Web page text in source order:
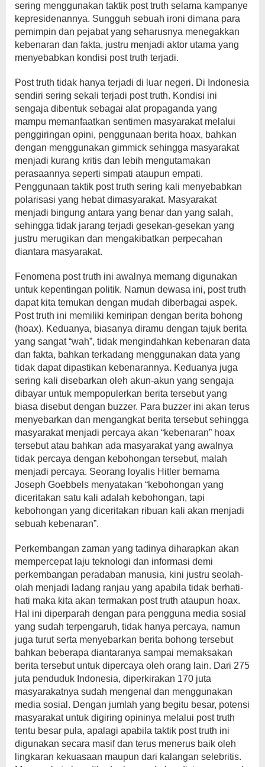
sering menggunakan taktik post truth selama kampanye
kepresidenannya. Sungguh sebuah ironi dimana para
pemimpin dan pejabat yang seharusnya menegakkan
kebenaran dan fakta, justru menjadi aktor utama yang
menyebabkan kondisi post truth terjadi.
Post truth tidak hanya terjadi di luar negeri. Di Indonesia
sendiri sering sekali terjadi post truth. Kondisi ini
sengaja dibentuk sebagai alat propaganda yang
mampu memanfaatkan sentimen masyarakat melalui
penggiringan opini, penggunaan berita hoax, bahkan
dengan menggunakan gimmick sehingga masyarakat
menjadi kurang kritis dan lebih mengutamakan
perasaannya seperti simpati ataupun empati.
Penggunaan taktik post truth sering kali menyebabkan
polarisasi yang hebat dimasyarakat. Masyarakat
menjadi bingung antara yang benar dan yang salah,
sehingga tidak jarang terjadi gesekan-gesekan yang
justru merugikan dan mengakibatkan perpecahan
diantara masyarakat.
Fenomena post truth ini awalnya memang digunakan
untuk kepentingan politik. Namun dewasa ini, post truth
dapat kita temukan dengan mudah diberbagai aspek.
Post truth ini memiliki kemiripan dengan berita bohong
(hoax). Keduanya, biasanya diramu dengan tajuk berita
yang sangat “wah”, tidak mengindahkan kebenaran data
dan fakta, bahkan terkadang menggunakan data yang
tidak dapat dipastikan kebenarannya. Keduanya juga
sering kali disebarkan oleh akun-akun yang sengaja
dibayar untuk mempopulerkan berita tersebut yang
biasa disebut dengan buzzer. Para buzzer ini akan terus
menyebarkan dan mengangkat berita tersebut sehingga
masyarakat menjadi percaya akan “kebenaran” hoax
tersebut atau bahkan ada masyarakat yang awalnya
tidak percaya dengan kebohongan tersebut, malah
menjadi percaya. Seorang loyalis Hitler bernama
Joseph Goebbels menyatakan “kebohongan yang
diceritakan satu kali adalah kebohongan, tapi
kebohongan yang diceritakan ribuan kali akan menjadi
sebuah kebenaran”.
Perkembangan zaman yang tadinya diharapkan akan
mempercepat laju teknologi dan informasi demi
perkembangan peradaban manusia, kini justru seolah-
olah menjadi ladang ranjau yang apabila tidak berhati-
hati maka kita akan termakan post truth ataupun hoax.
Hal ini diperparah dengan para pengguna media sosial
yang sudah terpengaruh, tidak hanya percaya, namun
juga turut serta menyebarkan berita bohong tersebut
bahkan beberapa diantaranya sampai memaksakan
berita tersebut untuk dipercaya oleh orang lain. Dari 275
juta penduduk Indonesia, diperkirakan 170 juta
masyarakatnya sudah mengenal dan menggunakan
media sosial. Dengan jumlah yang begitu besar, potensi
masyarakat untuk digiring opininya melalui post truth
tentu besar pula, apalagi apabila taktik post truth ini
digunakan secara masif dan terus menerus baik oleh
lingkaran kekuasaan maupun dari kalangan selebritis.